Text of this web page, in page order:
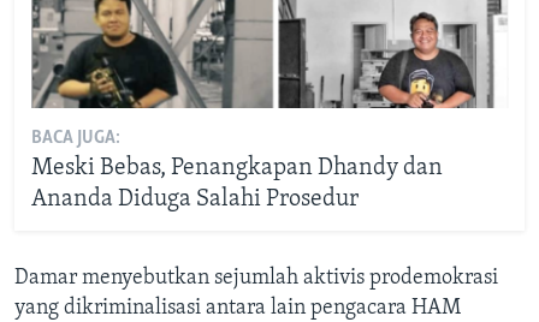
BACA JUGA:
Meski Bebas, Penangkapan Dhandy dan
Ananda Diduga Salahi Prosedur
Damar menyebutkan sejumlah aktivis prodemokrasi
yang dikriminalisasi antara lain pengacara HAM